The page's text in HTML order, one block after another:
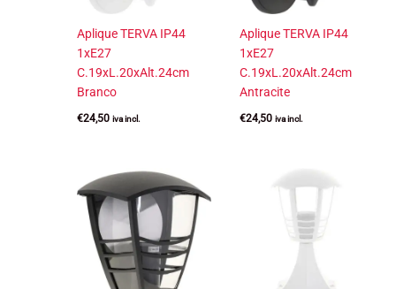
Aplique TERVA IP44
1xE27
C.19xL.20xAlt.24cm
Branco
€24,50 iva incl.
Aplique TERVA IP44
1xE27
C.19xL.20xAlt.24cm
Antracite
€24,50 iva incl.